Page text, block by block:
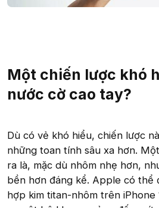
Một chiến lược khó
nước cờ cao tay?
Dù có vẻ khó hiểu, chiến lược
những toan tính sâu xa hơn.
ra là, mặc dù nhôm nhẹ hơn,
bền hơn đáng kể. Apple có thể
hợp kim titan-nhôm trên